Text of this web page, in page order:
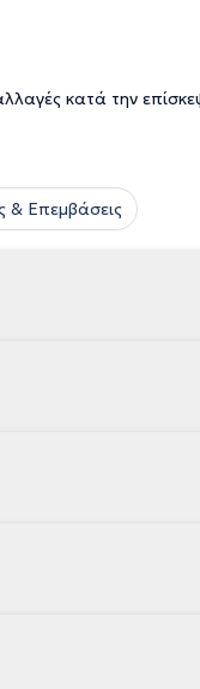
κατά την
& Επεμβάσεις